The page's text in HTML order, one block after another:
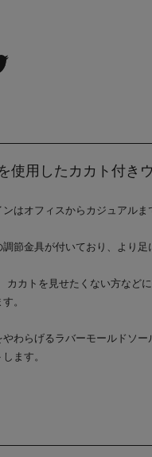
使用したカカト付き
はオフィスからカジュアル
節金具が付いており、より
カカトを見せたくない方など
。
わらげるラバーモールドソ
ます。